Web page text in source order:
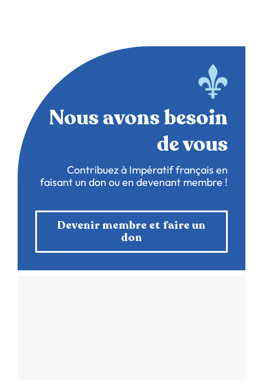
Nous avons besoin
de vous
Contribuez à Impératif français en
faisant un don ou en devenant membre !
Devenir membre et faire un
don